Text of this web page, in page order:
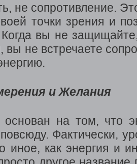
не сопротивление.
точки зрения и
вы не
вы не встречаете
и Желания
основан на том, что
Фактически,
иное, как энергия и